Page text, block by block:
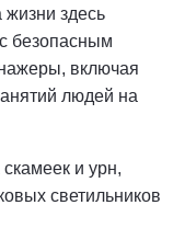
жизни здесь
безопасным
включая
людей на
и урн,
светильников